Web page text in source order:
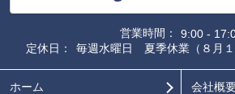
営業時間：
9:00 -
定休日：
毎週水曜日 夏季休業（８月１
ホーム 会社概